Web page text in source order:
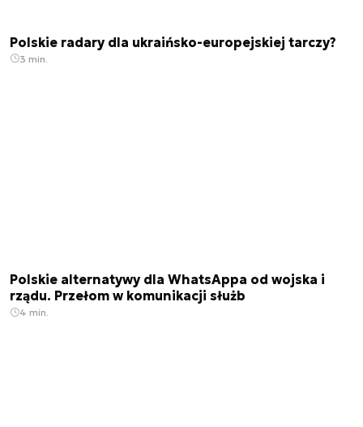
Polskie radary dla ukraińsko-europejskiej tarczy?
3 min.
Polskie alternatywy dla WhatsAppa od wojska i
rządu. Przełom w komunikacji służb
4 min.